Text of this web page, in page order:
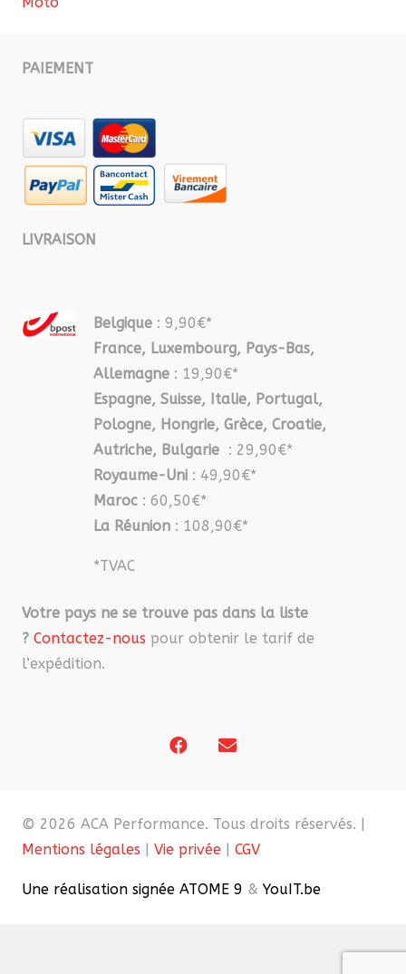
PAIEMENT
LIVRAISON
Belgique : 9,90€*
France, Luxembourg, Pays-Bas,
Allemagne : 19,90€*
Espagne, Suisse, Italie, Portugal,
Pologne, Hongrie, Grèce, Croatie,
Autriche, Bulgarie : 29,90€*
Royaume-Uni : 49,90€*
Maroc : 60,50€*
La Réunion : 108,90€*
*TVAC
Votre pays ne se trouve pas dans la liste
? Contactez-nous pour obtenir le tarif de
l’expédition.
© 2026 ACA Performance. Tous droits réservés. |
Mentions légales | Vie privée | CGV
Une réalisation signée ATOME 9 & YouIT.be